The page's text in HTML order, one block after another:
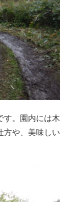
す。園内には木
方や、美味しい